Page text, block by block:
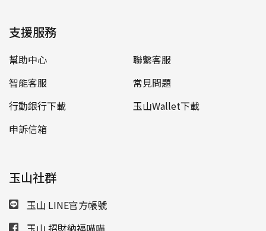
支援服務
幫助中心
聯繫客服
智能客服
常見問題
行動銀行下載
玉山Wallet下載
申訴信箱
玉山社群
玉山 LINE官方帳號
玉山 招財納福喵喵